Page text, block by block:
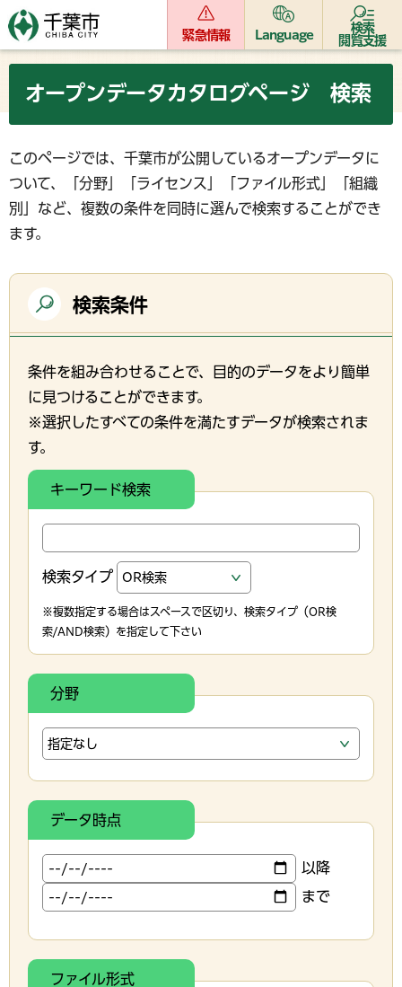
緊急情報 Language
検索
閲覧支援
オープンデータカタログページ 検索
このページでは、千葉市が公開しているオープンデータに
ついて、「分野」「ライセンス」「ファイル形式」「組織
別」など、複数の条件を同時に選んで検索することができ
ます。
検索条件
条件を組み合わせることで、目的のデータをより簡単
に見つけることができます。
※選択したすべての条件を満たすデータが検索されま
す。
キーワード検索
検索タイプ
※複数指定する場合はスペースで区切り、検索タイプ（OR検
索/AND検索）を指定して下さい
分野
データ時点
以降
まで
ファイル形式